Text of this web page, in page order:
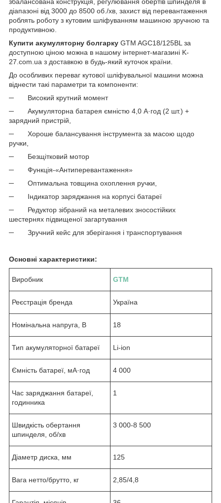
діапазоні від 3000 до 8500 об./хв, захист від перевантаження
роблять роботу з кутовим шліфуванням машиною зручною та
продуктивною.
Купити акумуляторну болгарку GTM AGC18/125BL за
доступною ціною можна в нашому інтернет-магазині K-
27.com.ua з доставкою в будь-який куточок країни.
До особливих переваг кутової шліфувальної машини можна
віднести такі параметри та компоненти:
─ Високий крутний момент
─ Акумуляторна батарея ємністю 4,0 А·год (2 шт.) +
зарядний пристрій,
─ Хороше балансування інструмента за масою щодо
ручки,
─ Безщітковий мотор
─ Функція-«Антиперевантаження»
─ Оптимальна товщина охоплення ручки,
─ Індикатор заряджання на корпусі батареї
─ Редуктор зібраний на металевих зносостійких
шестернях підвищеної загартування
─ Зручний кейс для зберігання і транспортування
Основні характеристики:
Виробник GTM
Реєстрація бренда Україна
Номінальна напруга, В 18
Тип акумуляторної батареї Li-ion
Ємність батареї, мА·год 4 000
Час заряджання батареї,
годинника
1
Швидкість обертання
шпинделя, об/хв
3 000-8 500
Діаметр диска, мм 125
Вага нетто/брутто, кг 2,85/4,8